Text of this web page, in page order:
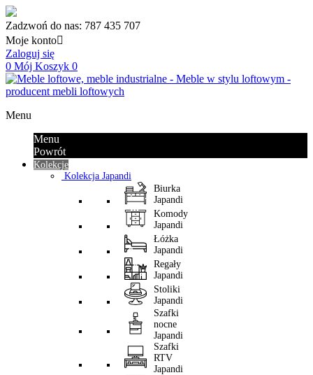
Zadzwoń do nas: 787 435 707
Moje konto
Zaloguj się
0 Mój Koszyk 0
Menu
Menu
Powrót
Kolekcje
Kolekcja Japandi
Biurka
Japandi
Komody
Japandi
Łóżka
Japandi
Regały
Japandi
Stoliki
Japandi
Szafki
nocne
Japandi
Szafki
RTV
Japandi